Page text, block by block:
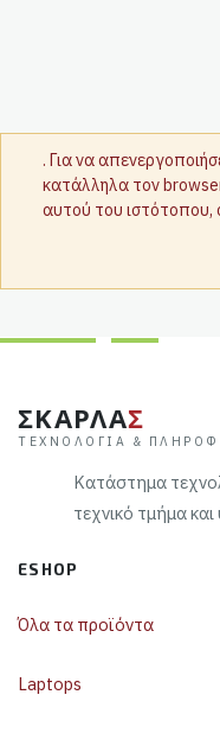
. Για να
κατάλληλα τον
αυτού του ιστότοπου,
ΣΚΑΡΛΑΣ
ΤΕΧΝΟΛΟΓΊΑ &
Κατάστημα
τεχνικό τμήμα
ESHOP
Όλα τα προϊόντα
Laptops